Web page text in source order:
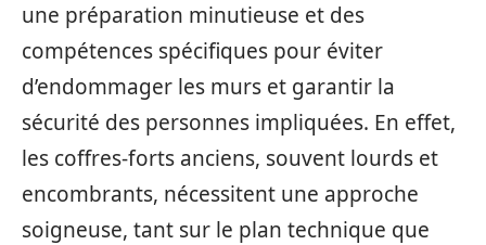
une préparation minutieuse et des
compétences spécifiques pour éviter
d’endommager les murs et garantir la
sécurité des personnes impliquées. En effet,
les coffres-forts anciens, souvent lourds et
encombrants, nécessitent une approche
soigneuse, tant sur le plan technique que